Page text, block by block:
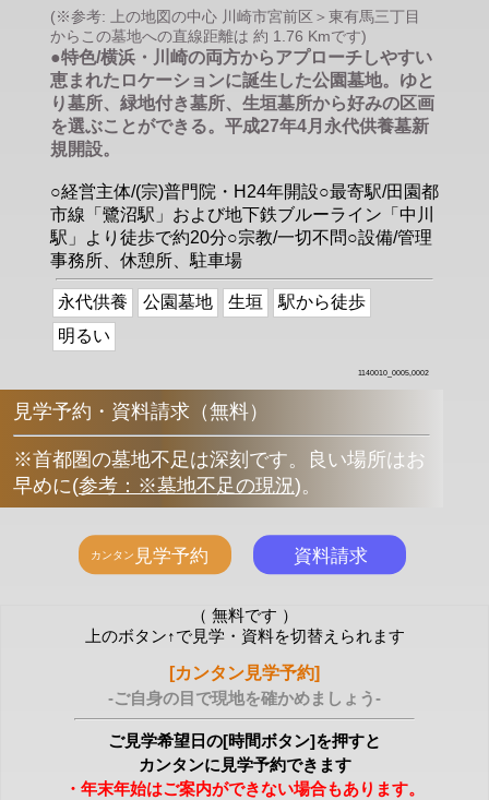
(※参考: 上の地図の中心 川崎市宮前区＞東有馬三丁目
からこの墓地への直線距離は 約 1.76 Kmです)
●特色/横浜・川崎の両方からアプローチしやすい
恵まれたロケーションに誕生した公園墓地。ゆと
り墓所、緑地付き墓所、生垣墓所から好みの区画
を選ぶことができる。平成27年4月永代供養墓新
規開設。
○経営主体/(宗)普門院・H24年開設○最寄駅/田園都
市線「鷺沼駅」および地下鉄ブルーライン「中川
駅」より徒歩で約20分○宗教/一切不問○設備/管理
事務所、休憩所、駐車場
永代供養 公園墓地 生垣
駅から徒歩
明るい
1140010_0005,0002
見学予約・資料請求（無料）
※首都圏の墓地不足は深刻です。良い場所はお
早めに(参考：※墓地不足の現況)。
（ 無料です ）
上のボタン↑で見学・資料を切替えられます
[カンタン見学予約]
-ご自身の目で現地を確かめましょう-
ご見学希望日の[時間ボタン]を押すと
カンタンに見学予約できます
・年末年始はご案内ができない場合もあります。